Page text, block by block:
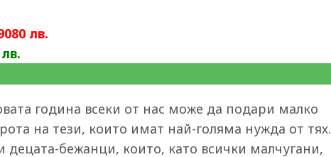
лв.
година всеки от нас може да подари малко
на тези, които имат най-голяма нужда от тях.
децата-бежанци, които, като всички малчугани,